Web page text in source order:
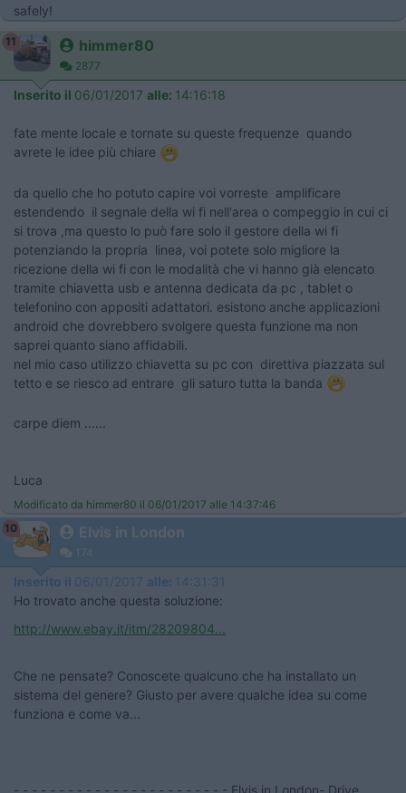
safely!
11 himmer80
2877
Inserito il 06/01/2017 alle: 14:16:18
fate mente locale e tornate su queste frequenze quando
avrete le idee più chiare
da quello che ho potuto capire voi vorreste amplificare
estendendo il segnale della wi fi nell'area o compeggio in cui ci
si trova ,ma questo lo può fare solo il gestore della wi fi
potenziando la propria linea, voi potete solo migliore la
ricezione della wi fi con le modalità che vi hanno già elencato
tramite chiavetta usb e antenna dedicata da pc , tablet o
telefonino con appositi adattatori. esistono anche applicazioni
android che dovrebbero svolgere questa funzione ma non
saprei quanto siano affidabili.
nel mio caso utilizzo chiavetta su pc con direttiva piazzata sul
tetto e se riesco ad entrare gli saturo tutta la banda
carpe diem ......
Luca
Modificato da himmer80 il 06/01/2017 alle 14:37:46
10
Elvis in London
174
Inserito il 06/01/2017 alle: 14:31:31
Ho trovato anche questa soluzione:
http://www.ebay.it/itm/28209804...
Che ne pensate? Conoscete qualcuno che ha installato un
sistema del genere? Giusto per avere qualche idea su come
funziona e come va...